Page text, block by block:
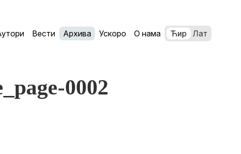
Вести Архива Ускоро О нама Ћир Лат
0002